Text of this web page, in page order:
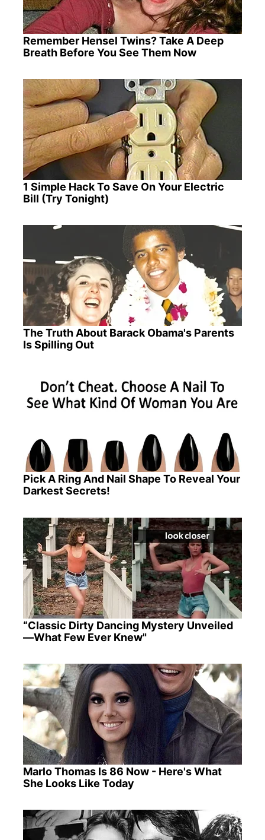
Remember Hensel Twins? Take A Deep
Breath Before You See Them Now
1 Simple Hack To Save On Your Electric
Bill (Try Tonight)
The Truth About Barack Obama's Parents
Is Spilling Out
Pick A Ring And Nail Shape To Reveal Your
Darkest Secrets!
“Classic Dirty Dancing Mystery Unveiled
—What Few Ever Knew"
Marlo Thomas Is 86 Now - Here's What
She Looks Like Today